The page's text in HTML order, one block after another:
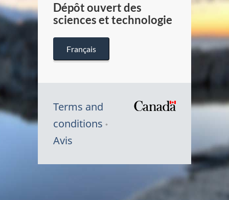
Dépôt ouvert des
sciences et technologie
Français
Terms and
conditions
Avis
du